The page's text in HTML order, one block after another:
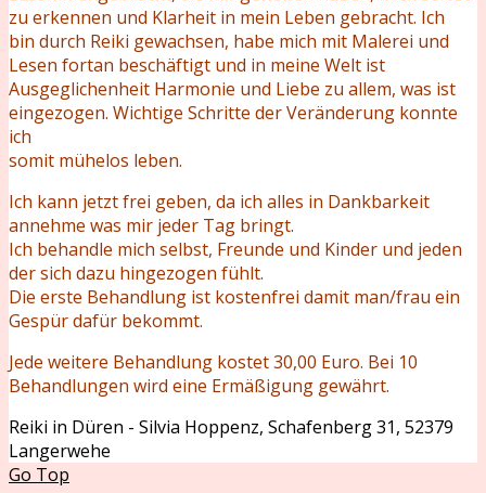
zu erkennen und Klarheit in mein Leben gebracht. Ich
bin durch Reiki gewachsen, habe mich mit Malerei und
Lesen fortan beschäftigt und in meine Welt ist
Ausgeglichenheit Harmonie und Liebe zu allem, was ist
eingezogen. Wichtige Schritte der Veränderung konnte
ich
somit mühelos leben.
Ich kann jetzt frei geben, da ich alles in Dankbarkeit
annehme was mir jeder Tag bringt.
Ich behandle mich selbst, Freunde und Kinder und jeden
der sich dazu hingezogen fühlt.
Die erste Behandlung ist kostenfrei damit man/frau ein
Gespür dafür bekommt.
Jede weitere Behandlung kostet 30,00 Euro. Bei 10
Behandlungen wird eine Ermäßigung gewährt.
Reiki in Düren - Silvia Hoppenz, Schafenberg 31, 52379
Langerwehe
Go Top